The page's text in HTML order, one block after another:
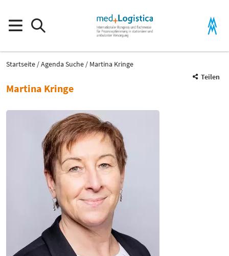
Startseite Agenda Suche
Martina Kringe
Teilen
Martina Kringe